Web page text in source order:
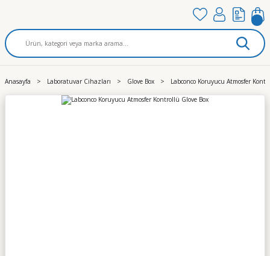
Anasayfa Laboratuvar Cihazları Glove Box Labconco Koruyucu Atmosfer